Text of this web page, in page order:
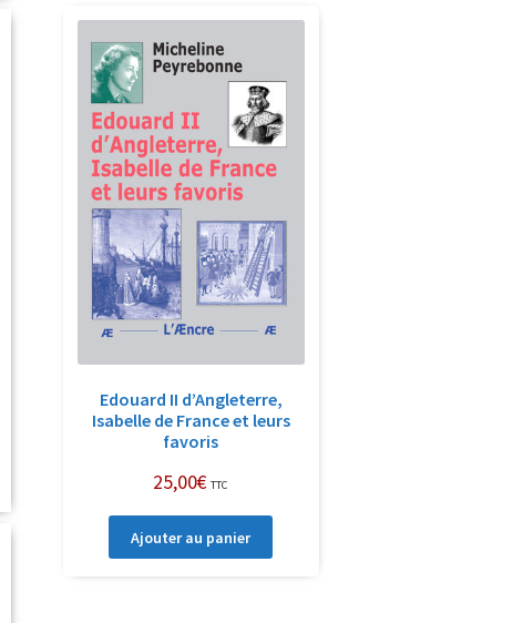
Edouard II d’Angleterre,
Isabelle de France et leurs
favoris
25,00€ TTC
Ajouter au panier